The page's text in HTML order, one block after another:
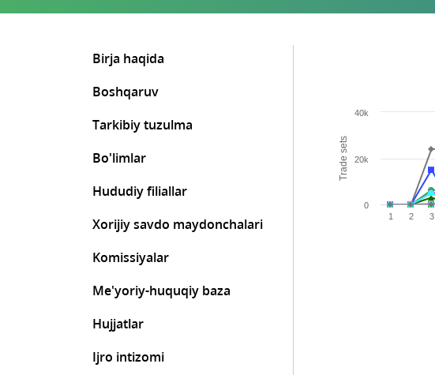
Birja haqida
Boshqaruv
Tarkibiy tuzulma
Bo'limlar
Hududiy filiallar
Xorijiy savdo maydonchalari
Komissiyalar
Me'yoriy-huquqiy baza
Hujjatlar
Ijro intizomi
Trade sets
1 2 3
0
20k
40k